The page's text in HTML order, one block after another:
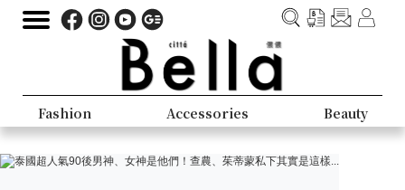
Fashion Accessories Beauty